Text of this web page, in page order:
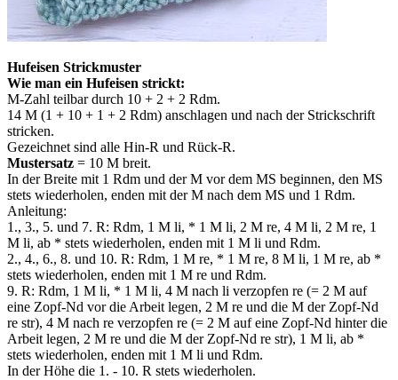
Hufeisen Strickmuster
Wie man ein Hufeisen strickt:
M-Zahl teilbar durch 10 + 2 + 2 Rdm.
14 M (1 + 10 + 1 + 2 Rdm) anschlagen und nach der Strickschrift
stricken.
Gezeichnet sind alle Hin-R und Rück-R.
Mustersatz = 10 M breit.
In der Breite mit 1 Rdm und der M vor dem MS beginnen, den MS
stets wiederholen, enden mit der M nach dem MS und 1 Rdm.
Anleitung:
1., 3., 5. und 7. R: Rdm, 1 M li, * 1 M li, 2 M re, 4 M li, 2 M re, 1
M li, ab * stets wiederholen, enden mit 1 M li und Rdm.
2., 4., 6., 8. und 10. R: Rdm, 1 M re, * 1 M re, 8 M li, 1 M re, ab *
stets wiederholen, enden mit 1 M re und Rdm.
9. R: Rdm, 1 M li, * 1 M li, 4 M nach li verzopfen re (= 2 M auf
eine Zopf-Nd vor die Arbeit legen, 2 M re und die M der Zopf-Nd
re str), 4 M nach re verzopfen re (= 2 M auf eine Zopf-Nd hinter die
Arbeit legen, 2 M re und die M der Zopf-Nd re str), 1 M li, ab *
stets wiederholen, enden mit 1 M li und Rdm.
In der Höhe die 1. - 10. R stets wiederholen.